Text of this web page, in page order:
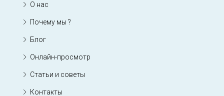
О нас
Почему мы ?
Блог
Онлайн-просмотр
Статьи и советы
Контакты